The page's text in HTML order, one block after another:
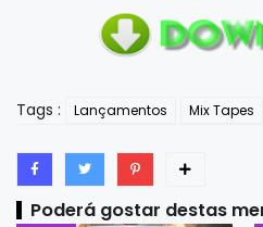
Tags : Lançamentos Mix Tapes
Poderá gostar destas